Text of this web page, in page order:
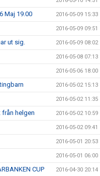
Maj 19.00 2016-05-09 15:33
2016-05-09 09:51
ut sig. 2016-05-09 08:02
2016-05-08 07:13
2016-05-06 18:00
2016-05-02 15:13
2016-05-02 11:35
från helgen 2016-05-02 10:59
2016-05-02 09:41
2016-05-01 20:53
2016-05-01 06:00
CUP 2016-04-30 20:14